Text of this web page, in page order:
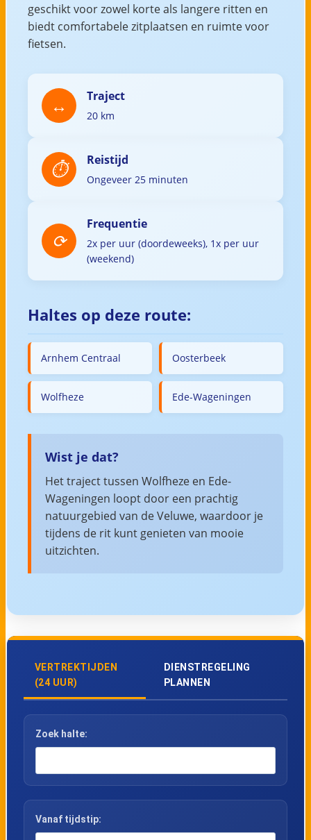
geschikt voor zowel korte als langere ritten en
biedt comfortabele zitplaatsen en ruimte voor
fietsen.
Traject
20 km
Reistijd
Ongeveer 25 minuten
Frequentie
2x per uur (doordeweeks), 1x per uur
(weekend)
Haltes op deze route:
Arnhem Centraal Oosterbeek
Wolfheze Ede-Wageningen
Wist je dat?
Het traject tussen Wolfheze en Ede-
Wageningen loopt door een prachtig
natuurgebied van de Veluwe, waardoor je
tijdens de rit kunt genieten van mooie
uitzichten.
VERTREKTIJDEN
(24 UUR)
DIENSTREGELING
PLANNEN
Zoek halte:
Vanaf tijdstip: